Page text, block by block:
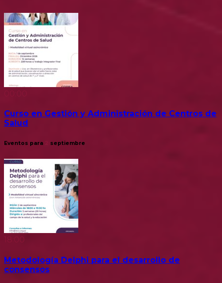
Curso en Gestión y Administración de Centros de
Salud
Eventos para septiembre
18:00
Metodología Delphi para el desarrollo de
consensos